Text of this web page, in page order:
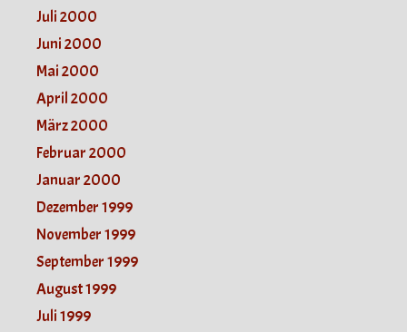
Juli 2000
Juni 2000
Mai 2000
April 2000
März 2000
Februar 2000
Januar 2000
Dezember 1999
November 1999
September 1999
August 1999
Juli 1999